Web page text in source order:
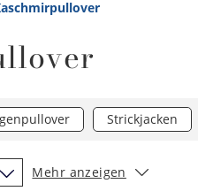
Strickjacken
Mehr anzeigen